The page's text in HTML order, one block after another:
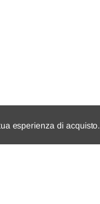
esperienza di acquisto.